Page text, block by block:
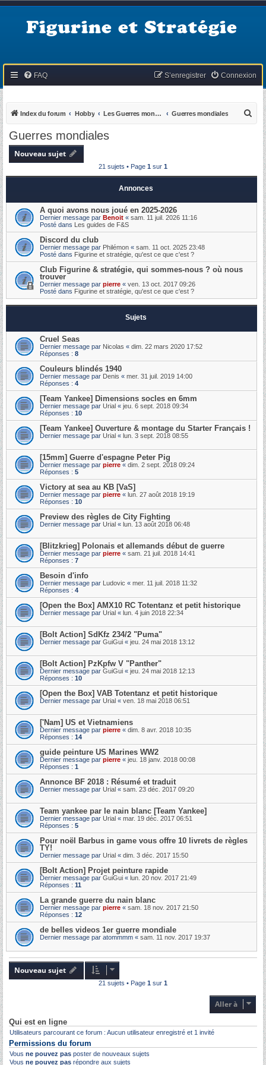
Figurine et Stratégie
FAQ Connexion
S’enregistrer
Index du forum Hobby Les Guerres mondiales & coloniales Guerres mondiales
Guerres mondiales
Nouveau sujet
21 sujets • Page 1 sur 1
Annonces
A quoi avons nous joué en 2025-2026
Dernier message par Benoit « sam. 11 juil. 2026 11:16
Posté dans Les guides de F&S
Discord du club
Dernier message par Philémon « sam. 11 oct. 2025 23:48
Posté dans Figurine et stratégie, qu'est ce que c'est ?
Club Figurine & stratégie, qui sommes-nous ? où nous
trouver
Dernier message par pierre « ven. 13 oct. 2017 09:26
Posté dans Figurine et stratégie, qu'est ce que c'est ?
Sujets
Cruel Seas
Dernier message par Nicolas « dim. 22 mars 2020 17:52
Réponses : 8
Couleurs blindés 1940
Dernier message par Denis « mer. 31 juil. 2019 14:00
Réponses : 4
[Team Yankee] Dimensions socles en 6mm
Dernier message par Urial « jeu. 6 sept. 2018 09:34
Réponses : 10
[Team Yankee] Ouverture & montage du Starter Français !
Dernier message par Urial « lun. 3 sept. 2018 08:55
[15mm] Guerre d'espagne Peter Pig
Dernier message par pierre « dim. 2 sept. 2018 09:24
Réponses : 5
Victory at sea au KB [VaS]
Dernier message par pierre « lun. 27 août 2018 19:19
Réponses : 10
Preview des règles de City Fighting
Dernier message par Urial « lun. 13 août 2018 06:48
[Blitzkrieg] Polonais et allemands début de guerre
Dernier message par pierre « sam. 21 juil. 2018 14:41
Réponses : 7
Besoin d'info
Dernier message par Ludovic « mer. 11 juil. 2018 11:32
Réponses : 4
[Open the Box] AMX10 RC Totentanz et petit historique
Dernier message par Urial « lun. 4 juin 2018 22:34
[Bolt Action] SdKfz 234/2 "Puma"
Dernier message par GuiGui « jeu. 24 mai 2018 13:12
[Bolt Action] PzKpfw V "Panther"
Dernier message par GuiGui « jeu. 24 mai 2018 12:13
Réponses : 10
[Open the Box] VAB Totentanz et petit historique
Dernier message par Urial « ven. 18 mai 2018 06:51
['Nam] US et Vietnamiens
Dernier message par pierre « dim. 8 avr. 2018 10:35
Réponses : 14
guide peinture US Marines WW2
Dernier message par pierre « jeu. 18 janv. 2018 00:08
Réponses : 1
Annonce BF 2018 : Résumé et traduit
Dernier message par Urial « sam. 23 déc. 2017 09:20
Team yankee par le nain blanc [Team Yankee]
Dernier message par Urial « mar. 19 déc. 2017 06:51
Réponses : 5
Pour noël Barbus in game vous offre 10 livrets de règles
TY!
Dernier message par Urial « dim. 3 déc. 2017 15:50
[Bolt Action] Projet peinture rapide
Dernier message par GuiGui « lun. 20 nov. 2017 21:49
Réponses : 11
La grande guerre du nain blanc
Dernier message par pierre « sam. 18 nov. 2017 21:50
Réponses : 12
de belles videos 1er guerre mondiale
Dernier message par atommmm « sam. 11 nov. 2017 19:37
Nouveau sujet
21 sujets • Page 1 sur 1
Aller à
Qui est en ligne
Utilisateurs parcourant ce forum : Aucun utilisateur enregistré et 1 invité
Permissions du forum
Vous ne pouvez pas poster de nouveaux sujets
Vous ne pouvez pas répondre aux sujets